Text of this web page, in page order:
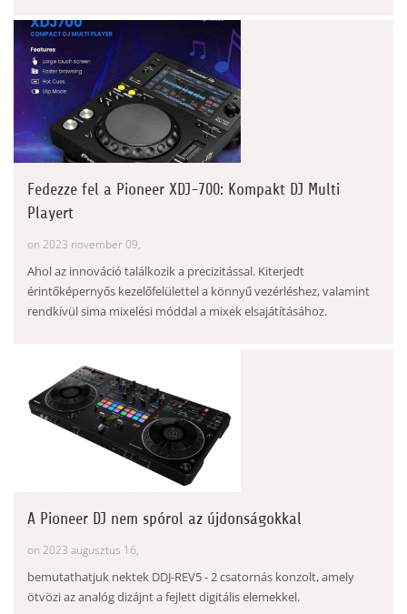
Fedezze fel a Pioneer XDJ-700: Kompakt DJ Multi
Playert
on 2023 november 09,
Ahol az innováció találkozik a precizitással. Kiterjedt
érintőképernyős kezelőfelülettel a könnyű vezérléshez, valamint
rendkívül sima mixelési móddal a mixek elsajátításához.
A Pioneer DJ nem spórol az újdonságokkal
on 2023 augusztus 16,
bemutathatjuk nektek DDJ-REV5 - 2 csatornás konzolt, amely
ötvözi az analóg dizájnt a fejlett digitális elemekkel.